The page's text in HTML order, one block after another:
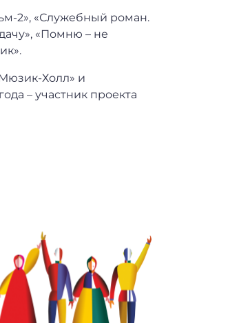
2», «Служебный роман.
«Помню – не
Холл» и
– участник проекта